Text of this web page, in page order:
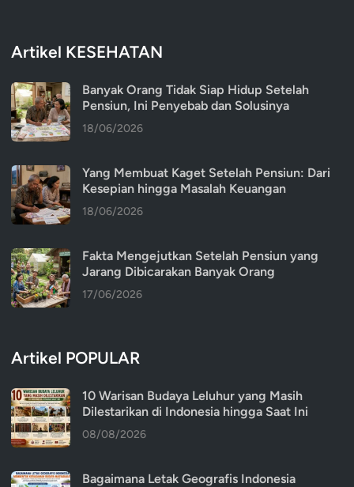
Artikel KESEHATAN
Banyak Orang Tidak Siap Hidup Setelah
Pensiun, Ini Penyebab dan Solusinya
18/06/2026
Yang Membuat Kaget Setelah Pensiun: Dari
Kesepian hingga Masalah Keuangan
18/06/2026
Fakta Mengejutkan Setelah Pensiun yang
Jarang Dibicarakan Banyak Orang
17/06/2026
Artikel POPULAR
10 Warisan Budaya Leluhur yang Masih
Dilestarikan di Indonesia hingga Saat Ini
08/08/2026
Bagaimana Letak Geografis Indonesia